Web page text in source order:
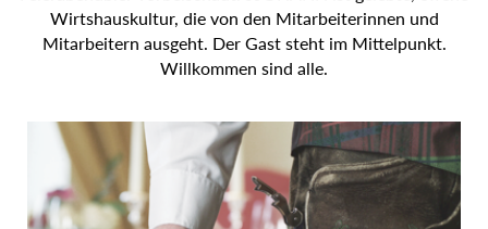
Wirtshauskultur, die von den Mitarbeiterinnen und
Mitarbeitern ausgeht. Der Gast steht im Mittelpunkt.
Willkommen sind alle.